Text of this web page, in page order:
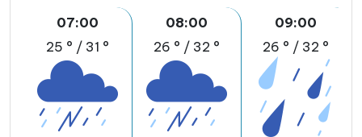
07:00
25 ° / 31 °
08:00
26 ° / 32 °
09:00
26 ° / 32 °